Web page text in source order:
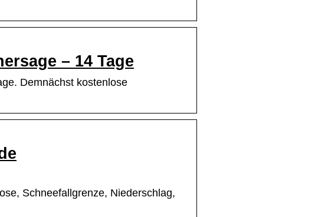
– 14 Tage
Demnächst kostenlose
Schneefallgrenze, Niederschlag,